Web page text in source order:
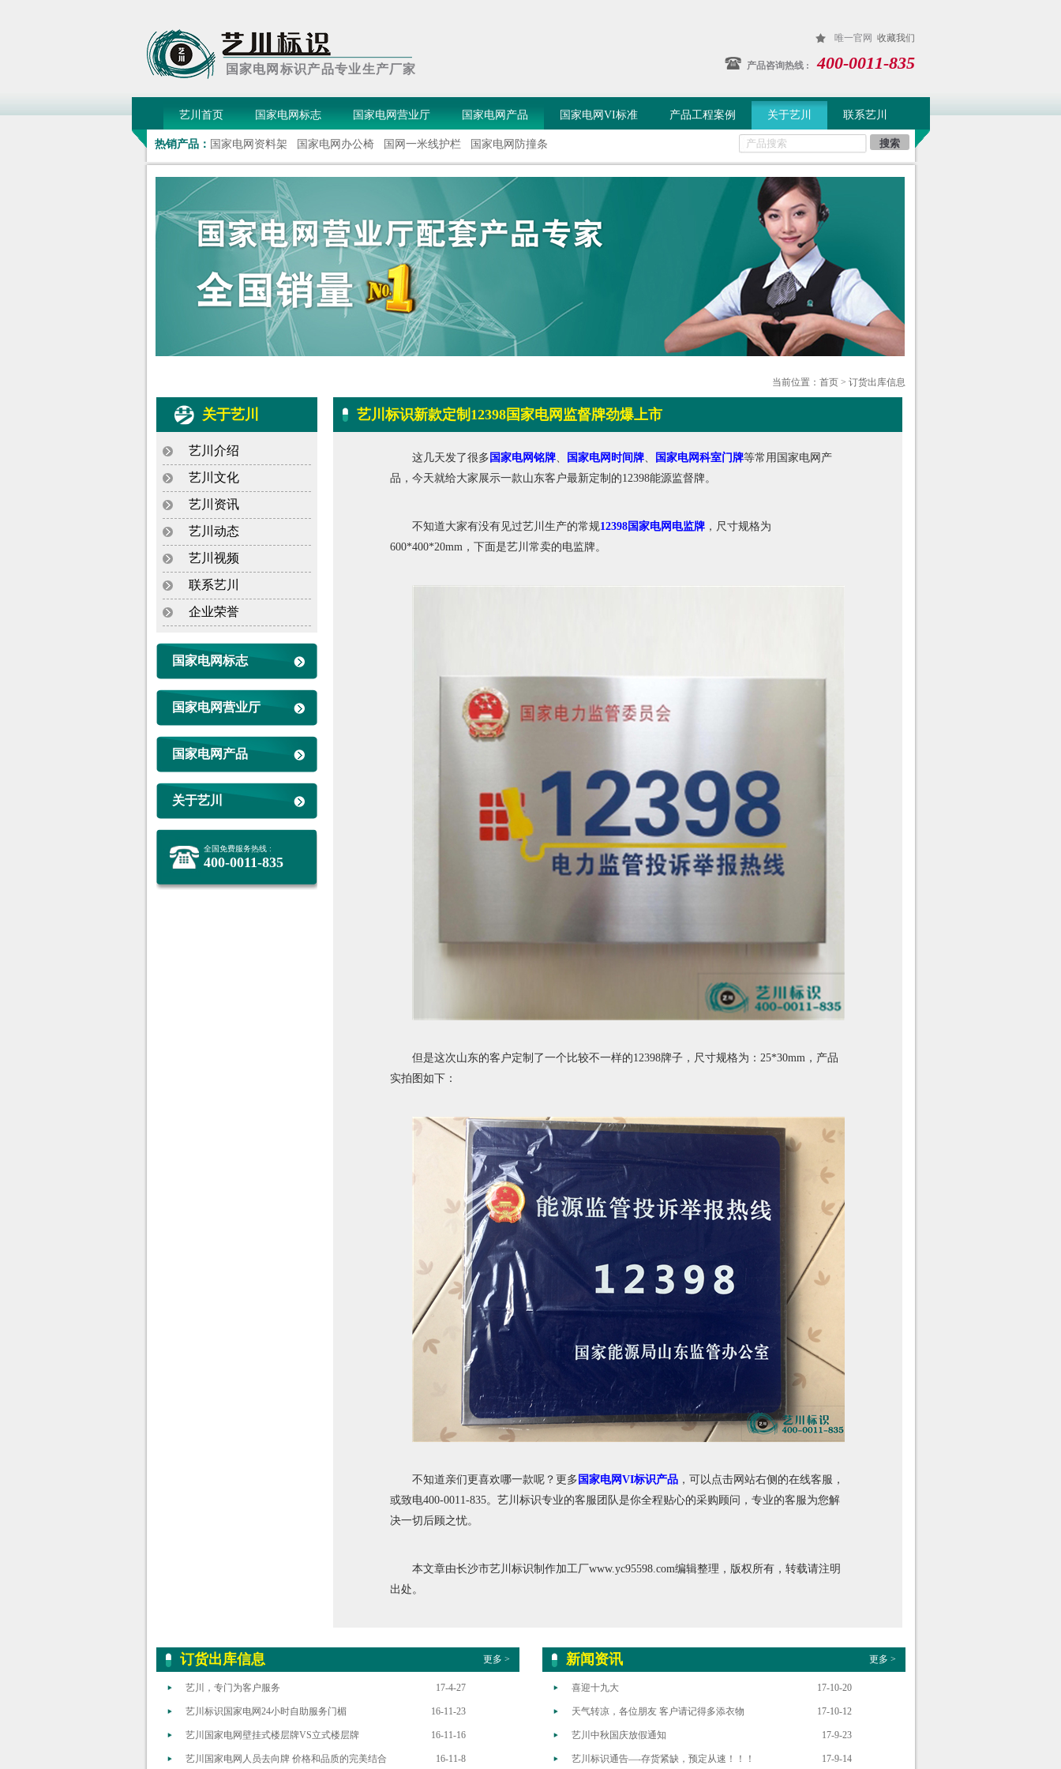
国家电网标识产品专业生产厂家
唯一官网 收藏我们
产品咨询热线 : 400-0011-835
艺川首页 国家电网标志 国家电网营业厅 国家电网产品 国家电网VI标准 产品工程案例 关于艺川 联系艺川
热销产品： 国家电网资料架 国家电网办公椅 国网一米线护栏 国家电网防撞条
当前位置： 首页> 订货出库信息
关于艺川
艺川介绍
艺川文化
艺川资讯
艺川动态
艺川视频
联系艺川
企业荣誉
国家电网标志
国家电网营业厅
国家电网产品
关于艺川
全国免费服务热线 :
400-0011-835
艺川标识新款定制12398国家电网监督牌劲爆上市
这几天发了很多 国家电网铭牌、 国家电网时间牌、 国家电网科室门牌等常用国家电网产
品，今天就给大家展示一款山东客户最新定制的12398能源监督牌。
不知道大家有没有见过艺川生产的常规12398国家电网电监牌 ，尺寸规格为
600*400*20mm，下面是艺川常卖的电监牌。
但是这次山东的客户定制了一个比较不一样的12398牌子，尺寸规格为：25*30mm，产品
实拍图如下：
不知道亲们更喜欢哪一款呢？更多 国家电网VI标识产品 ，可以点击网站右侧的在线客服，
或致电400-0011-835。艺川标识专业的客服团队是你全程贴心的采购顾问，专业的客服为您解
决一切后顾之忧。
本文章由长沙市艺川标识制作加工厂www.yc95598.com编辑整理，版权所有，转载请注明
出处。
订货出库信息 更多 >
艺川，专门为客户服务 17-4-27
艺川标识国家电网24小时自助服务门楣 16-11-23
艺川国家电网壁挂式楼层牌VS立式楼层牌 16-11-16
艺川国家电网人员去向牌 价格和品质的完美结合 16-11-8
新闻资讯 更多 >
喜迎十九大 17-10-20
天气转凉，各位朋友 客户请记得多添衣物 17-10-12
艺川中秋国庆放假通知 17-9-23
艺川标识通告—-存货紧缺，预定从速！！！ 17-9-14